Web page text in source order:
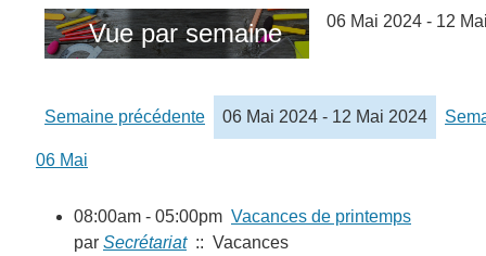
Vue par semaine 06 Mai 2024 - 12
Semaine précédente 06 Mai 2024 - 12 Mai 2024
06 Mai
08:00am - 05:00pm Vacances de printemps
par Secrétariat:: Vacances